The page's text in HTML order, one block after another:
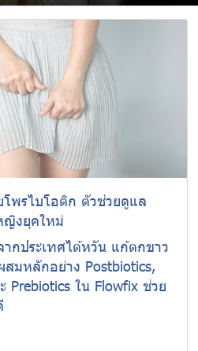
พรไบโอติก ตัวช่วยดูแล
งยุคใหม่
ากประเทศไต้หวัน แก้ตกขาว
มหลักอย่าง Postbiotics,
Prebiotics ใน Flowfix ช่วย